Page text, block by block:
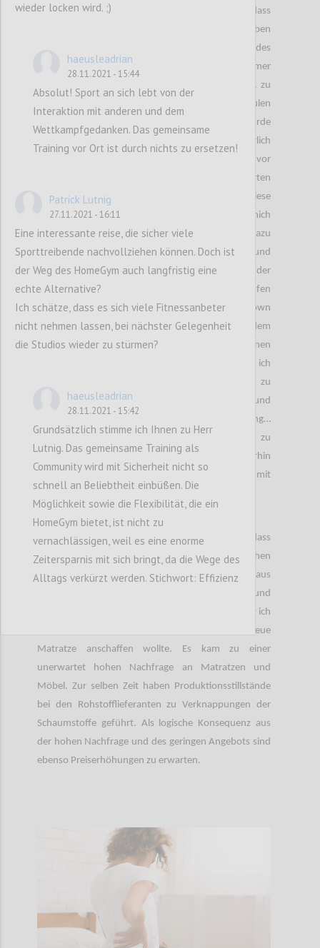
war es meines Erachtens weniger offensichtlich, dass
diese auch gesundheitlich negative Folgen ergeben
können. Vor dem Lockdown war der Besuch des
Fitnessstudios für viele Personen von enormer
Wichtigkeit, um gesund und ,,fit“ zu werden bzw. zu
bleiben. Zusätzlich kam es zur Schließung von Schulen
und Universitäten und das distance learning wurde
eingeführt. Für mich persönlich war dies körperlich
sehr belastend, da ich sehr viel Zeit im Bett und vor
dem PC verbracht habe. Daraus resultierten
Verspannungen im Nacken und im Rücken, diese
führten wiederum zu Schmerzen. Also habe ich mich
nach Rücksprache mit einer Physiotherapeutin dazu
entschieden ein neues Bett inklusive Matratze und
Polstern zu kaufen. Nach dem Kauf des Bettes und der
Polster habe ich zusätzlich einen Topper kaufen
wollen. Am letzten Tag vor dem jetzigen Lockdown
habe ich einige ,,Matratzen Concord“ Shops nach dem
passenden Topper abgesucht und auch den einen
gefunden. Jedoch war dieser reserviert und ich
beschloss den Topper auf der Onlinewebsite zu
bestellen. Zwei bis drei Tage nach der Bestellung und
Bezahlung der Ware kam die große Überraschung…
Eine E-E-Mail in welcher drinnen stand, dass es zu
längeren Verzögerungen kommen wird. Und weiterhin
muss ich auf dem unbequemen Bett mit
Nach einiger Recherche bin ich draufgekommen, dass
es in der gesamten Matratzenindustrie zu hohen
Lieferengpässen gekommen war. Diese resultieren aus
einer Kombination der erhöhten Nachfrage und
Rohstoffknappheit. Denn nach dem Lockdown war ich
anscheinend nicht der Einzige, der sich eine neue
Matratze anschaffen wollte. Es kam zu einer
unerwartet hohen Nachfrage an Matratzen und
Möbel. Zur selben Zeit haben Produktionsstillstände
bei den Rohstofflieferanten zu Verknappungen der
Schaumstoffe geführt. Als logische Konsequenz aus
der hohen Nachfrage und des geringen Angebots sind
ebenso Preiserhöhungen zu erwarten.
wieder locken wird. ;)
haeusleadrian
28.11.2021 - 15:44
Absolut! Sport an sich lebt von der
Interaktion mit anderen und dem
Wettkampfgedanken. Das gemeinsame
Training vor Ort ist durch nichts zu ersetzen!
Patrick Lutnig
27.11.2021 - 16:11
Eine interessante reise, die sicher viele
Sporttreibende nachvollziehen können. Doch ist
der Weg des HomeGym auch langfristig eine
echte Alternative?
Ich schätze, dass es sich viele Fitnessanbeter
nicht nehmen lassen, bei nächster Gelegenheit
die Studios wieder zu stürmen?
haeusleadrian
28.11.2021 - 15:42
Grundsätzlich stimme ich Ihnen zu Herr
Lutnig. Das gemeinsame Training als
Community wird mit Sicherheit nicht so
schnell an Beliebtheit einbüßen. Die
Möglichkeit sowie die Flexibilität, die ein
HomeGym bietet, ist nicht zu
vernachlässigen, weil es eine enorme
Zeitersparnis mit sich bringt, da die Wege des
Alltags verkürzt werden. Stichwort: Effizienz